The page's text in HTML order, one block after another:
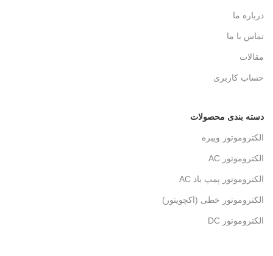
درباره ما
تماس با ما
مقالات
حساب کاربری
دسته بندی محصولات
الکتروموتور ویبره
الکتروموتور AC
الکتروموتور پمپ باد AC
الکتروموتور خطی (اکچویتور)
الکتروموتور DC